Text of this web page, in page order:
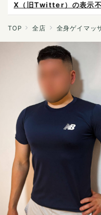
ご予約は各店へ直接お問
料金は当日施術前にお支
感染症防止対策について
料金改定のお知らせ
TOP 全店 全身ゲイマッ